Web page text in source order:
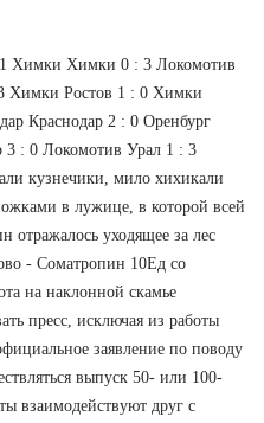
Химки Химки 0 : 3 Локомотив
Химки Ростов 1 : 0 Химки
Краснодар 2 : 0 Оренбург
3 : 0 Локомотив Урал 1 : 3
кузнечики, мило хихикали
в лужице, в которой всей
уходящее за лес
- Cоматропин 10Ед со
на наклонной скамье
пресс, исключая из работы
заявление по поводу
выпуск 50- или 100-
взаимодействуют друг с